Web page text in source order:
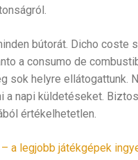
bútorát. Dicho coste
a consumo de
sok helyre ellátogattunk.
napi küldetéseket.
értékelhetetlen.
a legjobb játékgépek